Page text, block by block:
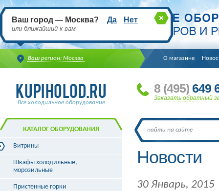
Ваш регион: Москва
Ваш город — Москва? Да Нет
или ближайший к вам
О магазине
Всё холодильное оборудование
8 (495) 649
Заказать обратный
Новости
30 Январь, 2015
КАТАЛОГ ОБОРУДОВАНИЯ
Витрины
Витрины холодильные
Витрины морозильные
Витрины кондитерские
Шкафы холодильные,
морозильные
Пристенные горки